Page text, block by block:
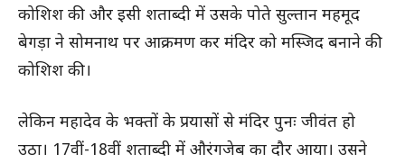
कोशिश की और इसी शताब्दी में उसके पोते सुल्तान महमूद
बेगड़ा ने सोमनाथ पर आक्रमण कर मंदिर को मस्जिद बनाने की
कोशिश की।
लेकिन महादेव के भक्तों के प्रयासों से मंदिर पुनः जीवंत हो
उठा। 17वीं-18वीं शताब्दी में औरंगजेब का दौर आया। उसने